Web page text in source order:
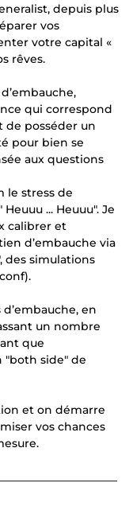
depuis plus
vos
votre capital «
rêves.
qui correspond
de posséder un
pour bien se
aux questions
le stress de
... Heuuu". Je
calibrer et
d’embauche via
des simulations
en
un nombre
que
"both side" de
et on démarre
vos chances